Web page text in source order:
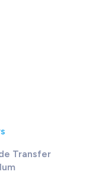
Transfer